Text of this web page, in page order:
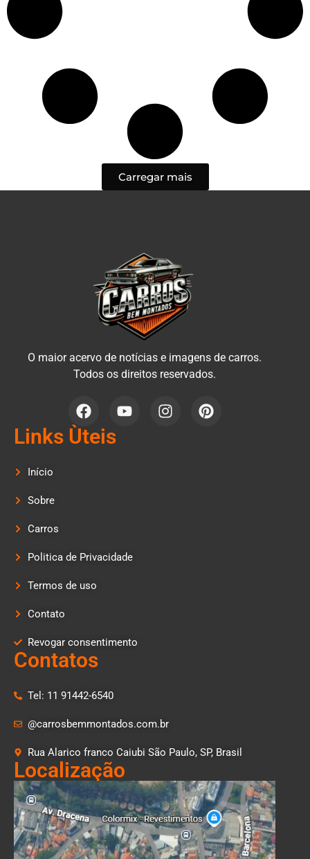
Carregar mais
O maior acervo de notícias e imagens de carros.
Todos os direitos reservados.
Links Ùteis
Início
Sobre
Carros
Politica de Privacidade
Termos de uso
Contato
Revogar consentimento
Contatos
Tel: 11 91442-6540
@carrosbemmontados.com.br
Rua Alarico franco Caiubi São Paulo, SP, Brasil
Localização